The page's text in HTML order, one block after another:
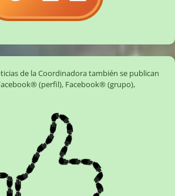
de la Coordinadora también se publican
(perfil), Facebook® (grupo),